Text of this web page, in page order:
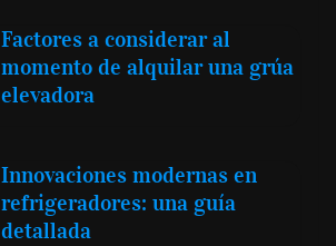
Factores a considerar al
momento de alquilar una grúa
elevadora
Innovaciones modernas en
refrigeradores: una guía
detallada